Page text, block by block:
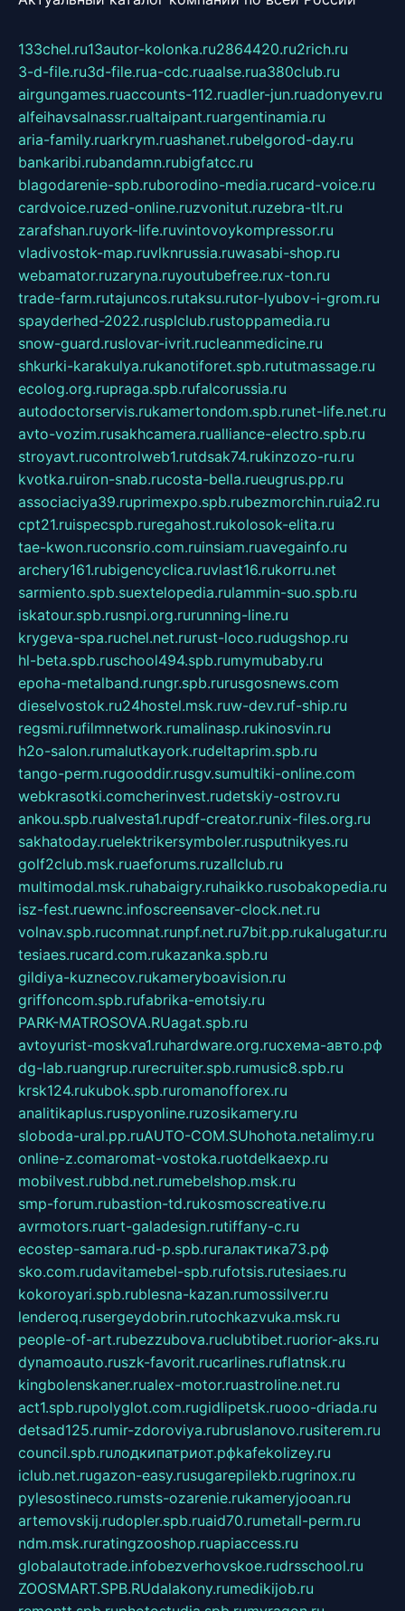
133chel.ru13autor-kolonka.ru2864420.ru2rich.ru
3-d-file.ru3d-file.rua-cdc.ruaalse.rua380club.ru
airgungames.ruaccounts-112.ruadler-jun.ruadonyev.ru
alfeihavsalnassr.rualtaipant.ruargentinamia.ru
aria-family.ruarkrym.ruashanet.rubelgorod-day.ru
bankaribi.rubandamn.rubigfatcc.ru
blagodarenie-spb.ruborodino-media.rucard-voice.ru
cardvoice.ruzed-online.ruzvonitut.ruzebra-tlt.ru
zarafshan.ruyork-life.ruvintovoykompressor.ru
vladivostok-map.ruvlknrussia.ruwasabi-shop.ru
webamator.ruzaryna.ruyoutubefree.rux-ton.ru
trade-farm.rutajuncos.rutaksu.rutor-lyubov-i-grom.ru
spayderhed-2022.rusplclub.rustoppamedia.ru
snow-guard.ruslovar-ivrit.rucleanmedicine.ru
shkurki-karakulya.rukanotiforet.spb.rututmassage.ru
ecolog.org.rupraga.spb.rufalcorussia.ru
autodoctorservis.rukamertondom.spb.runet-life.net.ru
avto-vozim.rusakhcamera.rualliance-electro.spb.ru
stroyavt.rucontrolweb1.rutdsak74.rukinzozo-ru.ru
kvotka.ruiron-snab.rucosta-bella.rueugrus.pp.ru
associaciya39.ruprimexpo.spb.rubezmorchin.ruia2.ru
cpt21.ruispecspb.ruregahost.rukolosok-elita.ru
tae-kwon.ruconsrio.com.ruinsiam.ruavegainfo.ru
archery161.rubigencyclica.ruvlast16.rukorru.net
sarmiento.spb.suextelopedia.rulammin-suo.spb.ru
iskatour.spb.rusnpi.org.rurunning-line.ru
krygeva-spa.ruchel.net.rurust-loco.rudugshop.ru
hl-beta.spb.ruschool494.spb.rumymubaby.ru
epoha-metalband.rungr.spb.rurusgosnews.com
dieselvostok.ru24hostel.msk.ruw-dev.ruf-ship.ru
regsmi.rufilmnetwork.rumalinasp.rukinosvin.ru
h2o-salon.rumalutkayork.rudeltaprim.spb.ru
tango-perm.rugooddir.rusgv.sumultiki-online.com
webkrasotki.comcherinvest.rudetskiy-ostrov.ru
ankou.spb.rualvesta1.rupdf-creator.runix-files.org.ru
sakhatoday.ruelektrikersymboler.rusputnikyes.ru
golf2club.msk.ruaeforums.ruzallclub.ru
multimodal.msk.ruhabaigry.ruhaikko.rusobakopedia.ru
isz-fest.ruewnc.infoscreensaver-clock.net.ru
volnav.spb.rucomnat.runpf.net.ru7bit.pp.rukalugatur.ru
tesiaes.rucard.com.rukazanka.spb.ru
gildiya-kuznecov.rukameryboavision.ru
griffoncom.spb.rufabrika-emotsiy.ru
PARK-MATROSOVA.RUagat.spb.ru
avtoyurist-moskva1.ruhardware.org.ruсхема-авто.рф
dg-lab.ruangrup.rurecruiter.spb.rumusic8.spb.ru
krsk124.rukubok.spb.ruromanofforex.ru
analitikaplus.ruspyonline.ruzosikamery.ru
sloboda-ural.pp.ruAUTO-COM.SUhohota.netalimy.ru
online-z.comaromat-vostoka.ruotdelkaexp.ru
mobilvest.rubbd.net.rumebelshop.msk.ru
smp-forum.rubastion-td.rukosmoscreative.ru
avrmotors.ruart-galadesign.rutiffany-c.ru
ecostep-samara.rud-p.spb.ruгалактика73.рф
sko.com.rudavitamebel-spb.rufotsis.rutesiaes.ru
kokoroyari.spb.rublesna-kazan.rumossilver.ru
lenderoq.rusergeydobrin.rutochkazvuka.msk.ru
people-of-art.rubezzubova.ruclubtibet.ruorior-aks.ru
dynamoauto.ruszk-favorit.rucarlines.ruflatnsk.ru
kingbolenskaner.rualex-motor.ruastroline.net.ru
act1.spb.rupolyglot.com.rugidlipetsk.ruooo-driada.ru
detsad125.rumir-zdoroviya.rubruslanovo.rusiterem.ru
council.spb.ruлодкипатриот.рфkafekolizey.ru
iclub.net.rugazon-easy.rusugarepilekb.rugrinox.ru
pylesostineco.rumsts-ozarenie.rukameryjooan.ru
artemovskij.rudopler.spb.ruaid70.rumetall-perm.ru
ndm.msk.ruratingzooshop.ruapiaccess.ru
globalautotrade.infobezverhovskoe.rudrsschool.ru
ZOOSMART.SPB.RUdalakony.rumedikijob.ru